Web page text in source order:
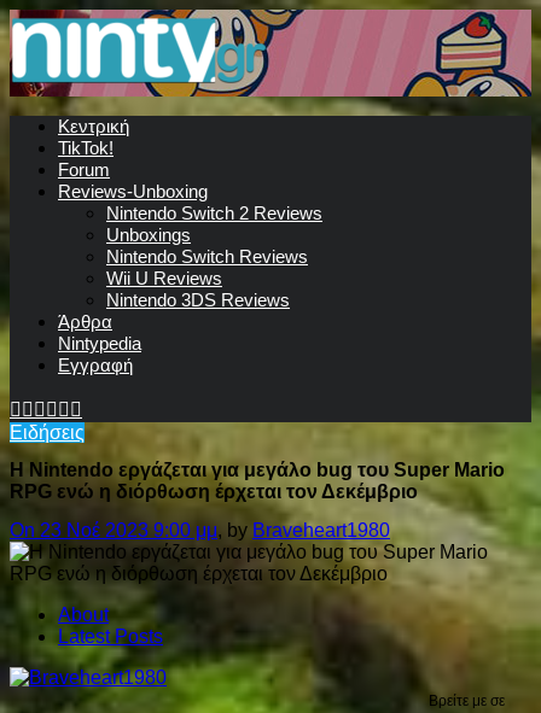
Κεντρική
TikTok!
Forum
Reviews-Unboxing
Nintendo Switch 2 Reviews
Unboxings
Nintendo Switch Reviews
Wii U Reviews
Nintendo 3DS Reviews
Άρθρα
Nintypedia
Εγγραφή
Ειδήσεις
Η Nintendo εργάζεται για μεγάλο bug του Super Mario
RPG ενώ η διόρθωση έρχεται τον Δεκέμβριο
On 23 Νοέ 2023 9:00 μμ, by Braveheart1980
About
Latest Posts
Βρείτε με σε